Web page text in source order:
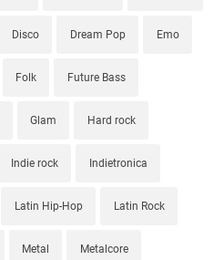
Disco Dream Pop Emo
Folk Future Bass
Glam Hard rock
Indie rock Indietronica
Latin Hip-Hop Latin Rock
Metal Metalcore